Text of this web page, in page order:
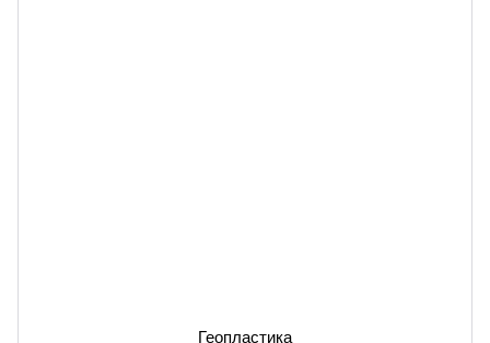
Геопластика